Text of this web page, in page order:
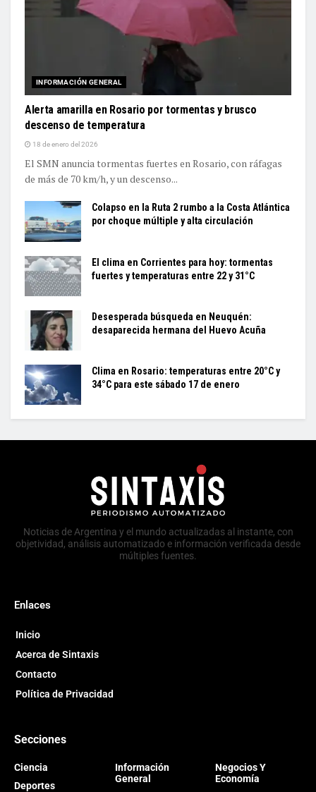
INFORMACIÓN GENERAL
Alerta amarilla en Rosario por tormentas y brusco
descenso de temperatura
18 de enero del 2026
El SMN anuncia tormentas fuertes en Rosario, con ráfagas
de más de 70 km/h, y un descenso...
Colapso en la Ruta 2 rumbo a la Costa Atlántica
por choque múltiple y alta circulación
El clima en Corrientes para hoy: tormentas
fuertes y temperaturas entre 22 y 31°C
Desesperada búsqueda en Neuquén:
desaparecida hermana del Huevo Acuña
Clima en Rosario: temperaturas entre 20°C y
34°C para este sábado 17 de enero
Noticias de Argentina y el mundo actualizadas al instante, con
objetividad, análisis automatizado e información verificada desde
múltiples fuentes.
Enlaces
Inicio
Acerca de Sintaxis
Contacto
Política de Privacidad
Secciones
Ciencia
Deportes
Información
General
Negocios Y
Economía